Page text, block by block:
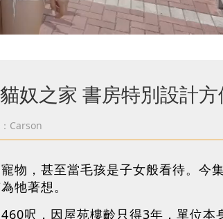
奴之家 書房特別設計
Carson
物，甚至當毛孩是子女般看待。今
牠著想。
呎，因屋苑樓齡只得3年，單位